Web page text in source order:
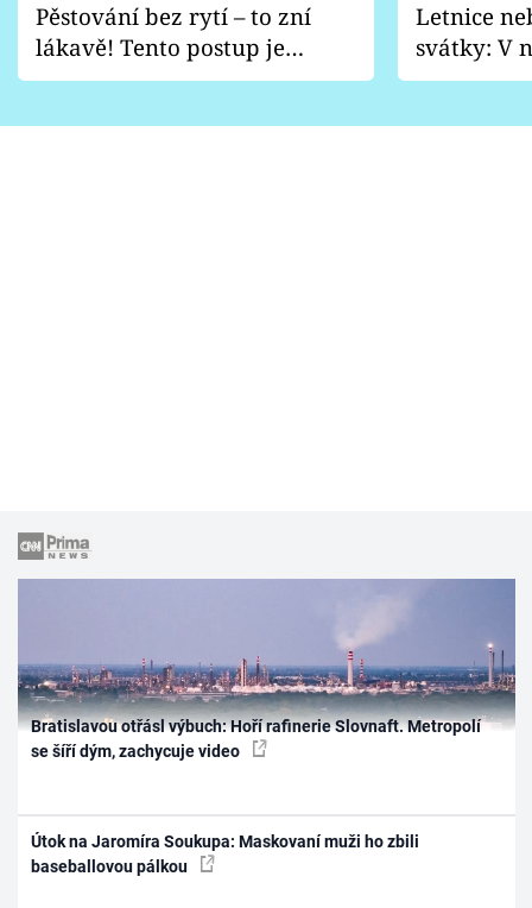
Pěstování bez rytí – to zní
lákavě! Tento postup je
vhodný jen pro některé
Letnice
svátky: V
pondělí
Bratislavou otřásl výbuch: Hoří rafinerie Slovnaft. Metropolí
se šíří dým, zachycuje video
Útok na Jaromíra Soukupa: Maskovaní muži ho zbili
baseballovou pálkou